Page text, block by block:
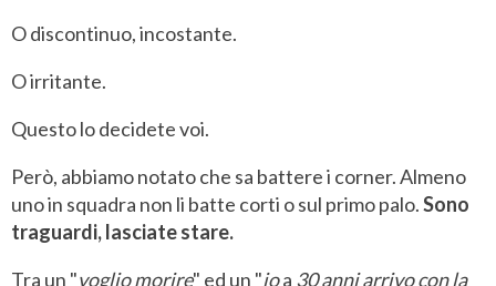
O discontinuo, incostante.
O irritante.
Questo lo decidete voi.
Però, abbiamo notato che sa battere i corner. Almeno
uno in squadra non li batte corti o sul primo palo.Sono
traguardi, lasciate stare.
Tra un "vogliomorire" ed un "ioa 30anniarrivoconla